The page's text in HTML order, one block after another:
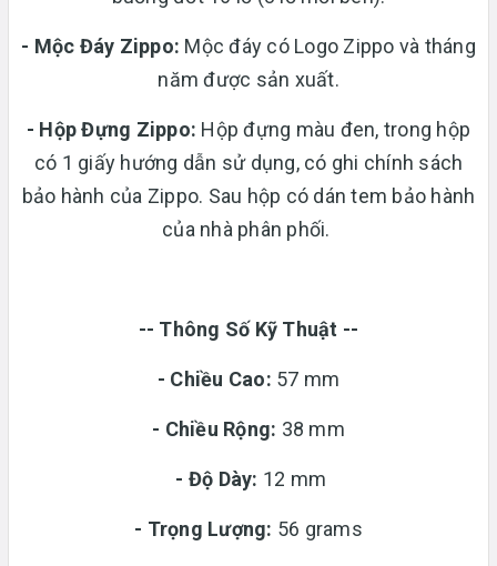
- Mộc Đáy Zippo: Mộc đáy có Logo Zippo và tháng
năm được sản xuất.
- Hộp Đựng Zippo: Hộp đựng màu đen, trong hộp
có 1 giấy hướng dẫn sử dụng, có ghi chính sách
bảo hành của Zippo. Sau hộp có dán tem bảo hành
của nhà phân phối.
-- Thông Số Kỹ Thuật --
- Chiều Cao: 57 mm
- Chiều Rộng: 38 mm
- Độ Dày: 12 mm
- Trọng Lượng: 56 grams